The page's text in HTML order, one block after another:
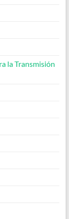
la Transmisión